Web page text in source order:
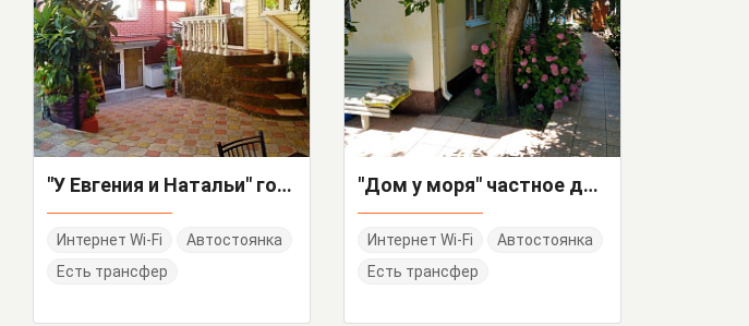
"У Евгения и Натальи" гостевой дом
Интернет Wi-Fi
Автостоянка
Есть трансфер
"Дом у моря" частное домовладение
Интернет Wi-Fi
Автостоянка
Есть трансфер